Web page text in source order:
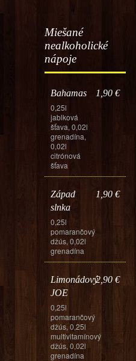
Miešané
nealkoholické
nápoje
Bahamas
1,90 €
0,25l
jablková
šťava, 0,02l
grenadína,
0,02l
citrónová
šťava
Západ
slnka
1,90 €
0,25l
pomarančový
džús, 0,02l
grenadína
Limonádový
JOE
2,90 €
0,25l
pomarančový
džús, 0,25l
multivitamínový
džús, 0,02l
grenadína